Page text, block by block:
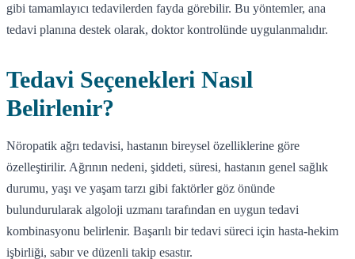
gibi tamamlayıcı tedavilerden fayda görebilir. Bu yöntemler, ana
tedavi planına destek olarak, doktor kontrolünde uygulanmalıdır.
Tedavi Seçenekleri Nasıl
Belirlenir?
Nöropatik ağrı tedavisi, hastanın bireysel özelliklerine göre
özelleştirilir. Ağrının nedeni, şiddeti, süresi, hastanın genel sağlık
durumu, yaşı ve yaşam tarzı gibi faktörler göz önünde
bulundurularak algoloji uzmanı tarafından en uygun tedavi
kombinasyonu belirlenir. Başarılı bir tedavi süreci için hasta-hekim
işbirliği, sabır ve düzenli takip esastır.